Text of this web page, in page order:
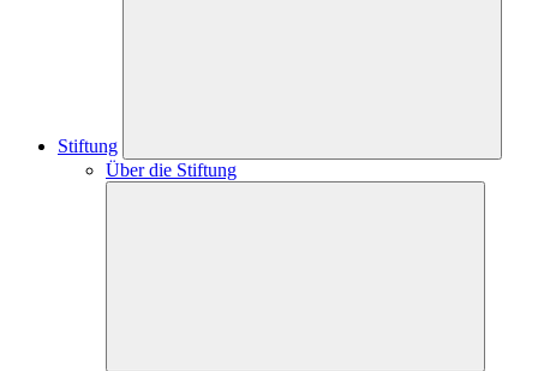
Stiftung
Über die Stiftung